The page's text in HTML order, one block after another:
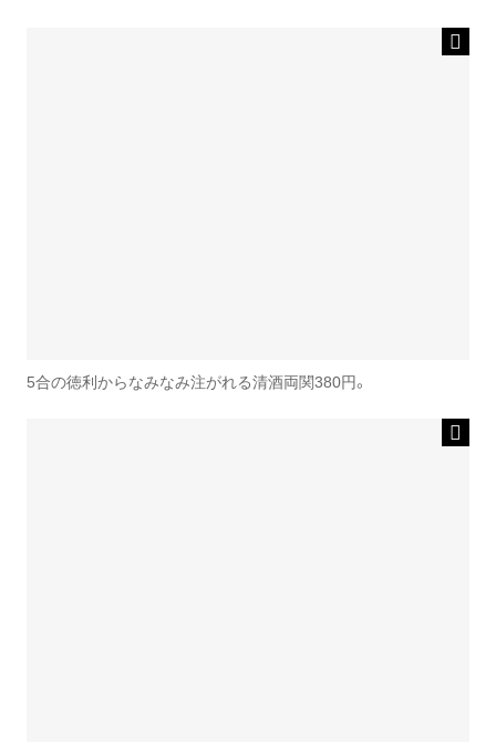
5合の徳利からなみなみ注がれる清酒両関380円。